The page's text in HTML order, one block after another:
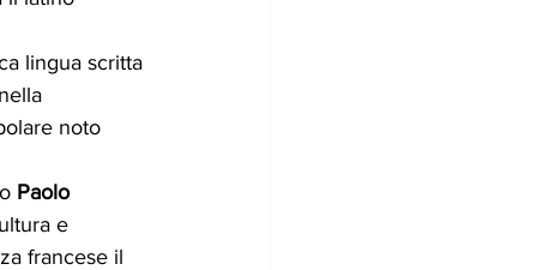
lingua scritta
noto
Paolo
e
francese il